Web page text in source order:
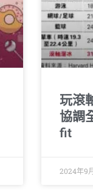
玩滾
協調
fit
2024年9